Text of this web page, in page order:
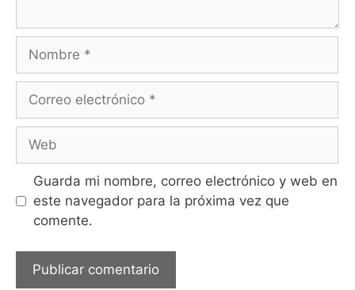
Guarda mi nombre, correo electrónico y web en
este navegador para la próxima vez que
comente.